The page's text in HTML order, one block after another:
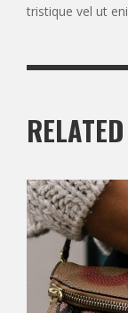
tristique vel ut